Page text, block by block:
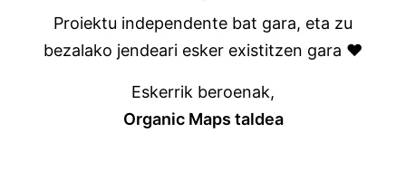
Proiektu independente bat gara, eta zu
bezalako jendeari esker existitzen gara ❤️
Eskerrik beroenak,
Organic Maps taldea